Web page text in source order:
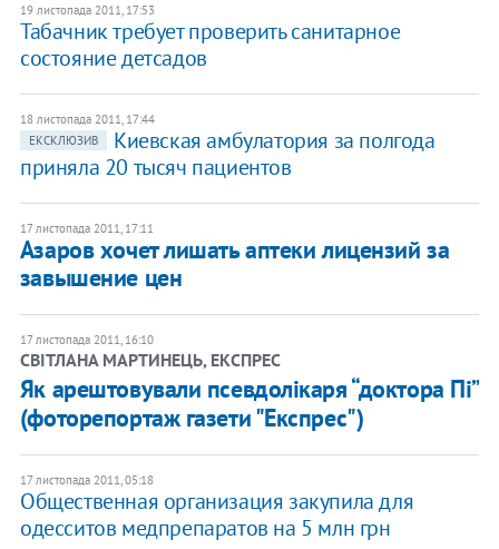
19 листопада 2011, 17:53
Табачник требует проверить санитарное
состояние детсадов
18 листопада 2011, 17:44
ЕКСКЛЮЗИВ
Киевская амбулатория за полгода
приняла 20 тысяч пациентов
17 листопада 2011, 17:11
Азаров хочет лишать аптеки лицензий за
завышение цен
17 листопада 2011, 16:10
СВІТЛАНА МАРТИНЕЦЬ, ЕКСПРЕС
Як арештовували псевдолікаря “доктора Пі”
(фоторепортаж газети "Експрес")
17 листопада 2011, 05:18
Общественная организация закупила для
одесситов медпрепаратов на 5 млн грн